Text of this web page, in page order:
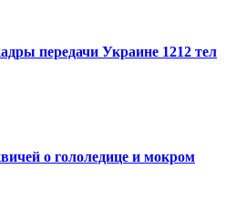
передачи Украине 1212 тел
о гололедице и мокром